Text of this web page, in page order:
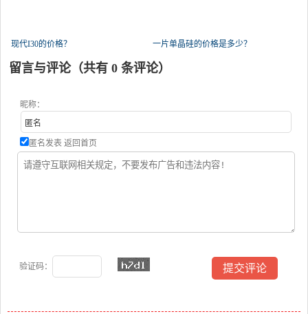
现代I30的价格？ 一片单晶硅的价格是多少？
留言与评论（共有 0 条评论）
昵称：
匿名发表 返回首页
验证码：